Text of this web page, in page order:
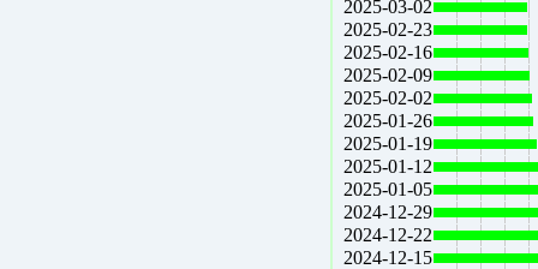
2025-03-02
2025-02-23
2025-02-16
2025-02-09
2025-02-02
2025-01-26
2025-01-19
2025-01-12
2025-01-05
2024-12-29
2024-12-22
2024-12-15